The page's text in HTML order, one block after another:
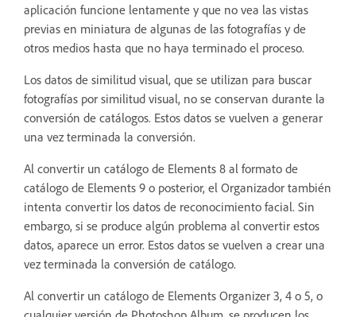
aplicación funcione lentamente y que no vea las vistas
previas en miniatura de algunas de las fotografías y de
otros medios hasta que no haya terminado el proceso.
Los datos de similitud visual, que se utilizan para buscar
fotografías por similitud visual, no se conservan durante la
conversión de catálogos. Estos datos se vuelven a generar
una vez terminada la conversión.
Al convertir un catálogo de Elements 8 al formato de
catálogo de Elements 9 o posterior, el Organizador también
intenta convertir los datos de reconocimiento facial. Sin
embargo, si se produce algún problema al convertir estos
datos, aparece un error. Estos datos se vuelven a crear una
vez terminada la conversión de catálogo.
Al convertir un catálogo de Elements Organizer 3, 4 o 5, o